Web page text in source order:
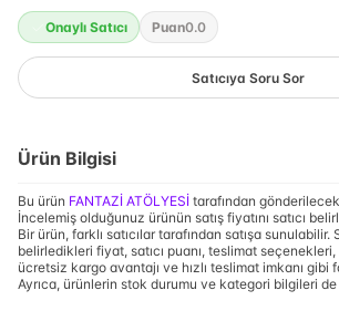
Onaylı Satıcı Puan0.0
Satıcıya Soru Sor
Ürün Bilgisi
Bu ürün FANTAZİ ATÖLYESİ tarafından
İncelemiş olduğunuz ürünün satış fiyatını satıcı
Bir ürün, farklı satıcılar tarafından satışa sunulabilir.
belirledikleri fiyat, satıcı puanı, teslimat seçenekleri,
ücretsiz kargo avantajı ve hızlı teslimat imkanı gibi
Ayrıca, ürünlerin stok durumu ve kategori bilgileri de